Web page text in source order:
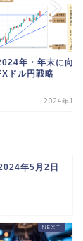
年・年末に向
ドル円戦略
2024年11
年5月2日